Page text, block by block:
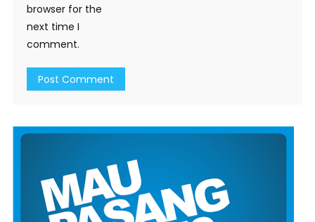
browser for the
next time I
comment.